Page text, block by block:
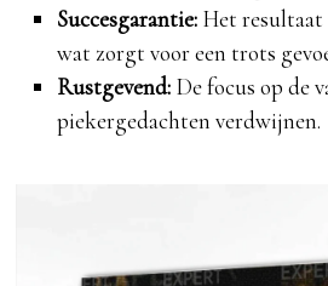
Succesgarantie:Het resultaat
wat zorgt voor een trots
Rustgevend:De focus op de
piekergedachten verdwijnen.